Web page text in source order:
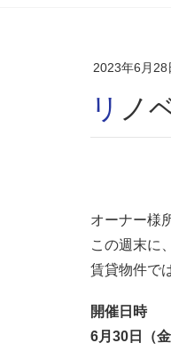
2023年6月28
リ
オーナー様
この週末に
賃貸物件で
開催日時
6月30日（